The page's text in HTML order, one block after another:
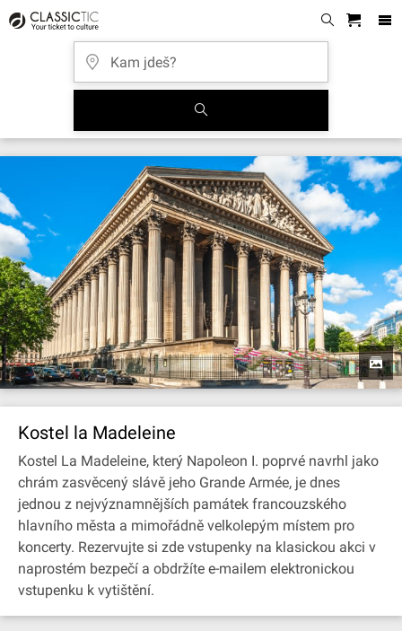
Kostel la Madeleine
Kostel La Madeleine, který Napoleon I. poprvé navrhl jako
chrám zasvěcený slávě jeho Grande Armée, je dnes
jednou z nejvýznamnějších památek francouzského
hlavního města a mimořádně velkolepým místem pro
koncerty. Rezervujte si zde vstupenky na klasickou akci v
naprostém bezpečí a obdržíte e-mailem elektronickou
vstupenku k vytištění.